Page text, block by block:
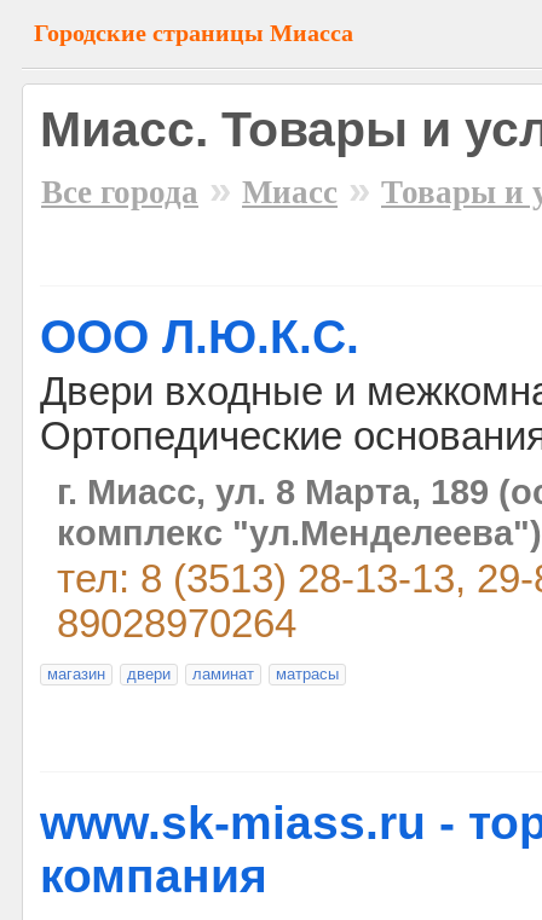
Городские страницы Миасса
Миасс. Товары и
Все города » Миасс » Товары и
ООО Л.Ю.К.С.
Двери входные и
Ортопедические
г. Миасс, ул. 8 Марта, 189
комплекс "ул.Менделеева")
тел: 8 (3513) 28-13-13,
89028970264
магазин двери ламинат матрасы
www.sk-miass.ru -
компания